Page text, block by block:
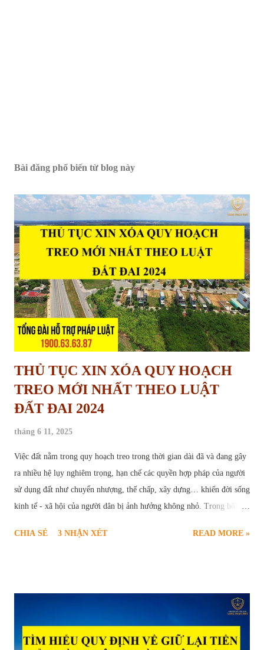
Bài đăng phổ biến từ blog này
THỦ TỤC XIN XÓA QUY HOẠCH
TREO MỚI NHẤT THEO LUẬT
ĐẤT ĐAI 2024
tháng 6 11, 2025
Việc đất nằm trong quy hoạch treo trong thời gian dài đã và đang gây
ra nhiều hệ lụy nghiêm trọng, hạn chế các quyền hợp pháp của người
sử dụng đất như chuyển nhượng, thế chấp, xây dựng… khiến đời sống
kinh tế - xã hội của người dân bị ảnh hưởng không nhỏ. Trong bối
thiết và chính đáng của nhiều hộ gia đình, cá nhân. Để giúp người dân
mới nhất tại Luật Đất đai năm 2024. Thủ tục yêu cầu xóa quy hoạch
hoạch treo là hiện tượng một khu vực đất đã được xác định trong kế
CHIA SẺ 3 NHẬN XÉT READ MORE »